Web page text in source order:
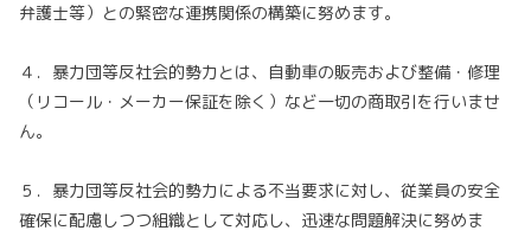
弁護士等）との緊密な連携関係の構築に努めます。
４．暴力団等反社会的勢力とは、自動車の販売および整備・修理
（リコール・メーカー保証を除く）など一切の商取引を行いませ
ん。
５．暴力団等反社会的勢力による不当要求に対し、従業員の安全
確保に配慮しつつ組織として対応し、迅速な問題解決に努めま